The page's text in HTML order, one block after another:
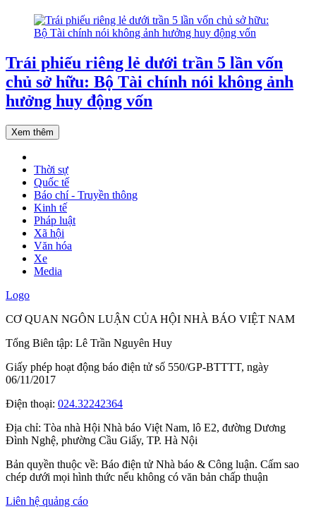
Trái phiếu riêng lẻ dưới trần 5 lần vốn
chủ sở hữu: Bộ Tài chính nói không ảnh
hưởng huy động vốn
Xem thêm
Thời sự
Quốc tế
Báo chí - Truyền thông
Kinh tế
Pháp luật
Xã hội
Văn hóa
Xe
Media
Logo
CƠ QUAN NGÔN LUẬN CỦA HỘI NHÀ BÁO VIỆT NAM
Tổng Biên tập: Lê Trần Nguyên Huy
Giấy phép hoạt động báo điện tử số 550/GP-BTTTT, ngày
06/11/2017
Điện thoại: 024.32242364
Địa chỉ: Tòa nhà Hội Nhà báo Việt Nam, lô E2, đường Dương
Đình Nghệ, phường Cầu Giấy, TP. Hà Nội
Bản quyền thuộc về: Báo điện tử Nhà báo & Công luận. Cấm sao
chép dưới mọi hình thức nếu không có văn bản chấp thuận
Liên hệ quảng cáo